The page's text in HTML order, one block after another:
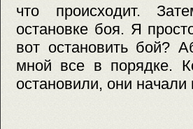
что происходит.
остановке боя. Я
вот остановить бой?
мной все в порядке.
остановили, они